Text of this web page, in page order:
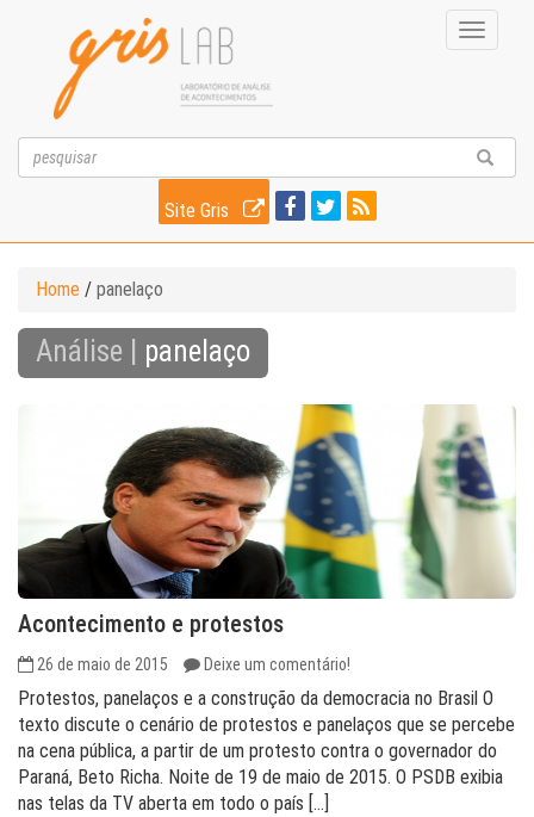
Toggle
Site Gris
Home / panelaço
Análise | panelaço
Acontecimento e protestos
26 de maio de 2015 Deixe um comentário!
Protestos, panelaços e a construção da democracia no Brasil O
texto discute o cenário de protestos e panelaços que se percebe
na cena pública, a partir de um protesto contra o governador do
Paraná, Beto Richa. Noite de 19 de maio de 2015. O PSDB exibia
nas telas da TV aberta em todo o país […]